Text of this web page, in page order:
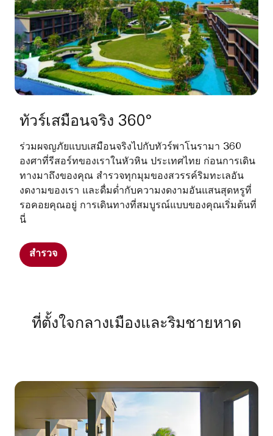
ทัวร์เสมือนจริง 360°
ร่วมผจญภัยแบบเสมือนจริงไปกับทัวร์พาโนรามา 360
องศาที่รีสอร์ทของเราในหัวหิน ประเทศไทย ก่อนการเดิน
ทางมาถึงของคุณ สำรวจทุกมุมของสวรรค์ริมทะเลอัน
งดงามของเรา และดื่มด่ำกับความงดงามอันแสนสุดหรูที่
รอคอยคุณอยู่ การเดินทางที่สมบูรณ์แบบของคุณเริ่มต้นที่
นี่
สำรวจ
ที่ตั้งใจกลางเมืองและริมชายหาด